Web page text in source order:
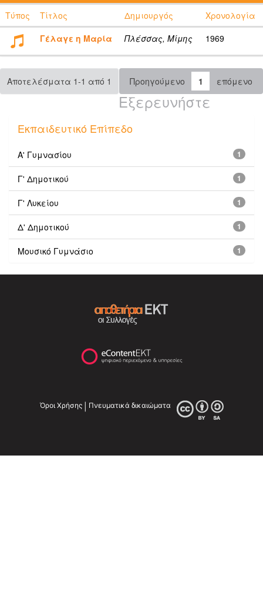
Τύπος Τίτλος Δημιουργός
Χρονολογία
Γέλαγε η Μαρία
Πλέσσας, Μίμης 1969
Αποτελέσματα 1-1 από 1 Προηγούμενο 1 επόμενο
Εξερευνήστε
Εκπαιδευτικό Επίπεδο
1
Α' Γυμνασίου
1
Γ' Δημοτικού
1
Γ' Λυκείου
1
Δ' Δημοτικού
1
Μουσικό Γυμνάσιο